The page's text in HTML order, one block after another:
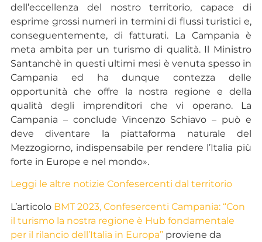
dell’eccellenza del nostro territorio, capace di
esprime grossi numeri in termini di flussi turistici e,
conseguentemente, di fatturati. La Campania è
meta ambita per un turismo di qualità. Il Ministro
Santanchè in questi ultimi mesi è venuta spesso in
Campania ed ha dunque contezza delle
opportunità che offre la nostra regione e della
qualità degli imprenditori che vi operano. La
Campania – conclude Vincenzo Schiavo – può e
deve diventare la piattaforma naturale del
Mezzogiorno, indispensabile per rendere l’Italia più
forte in Europe e nel mondo».
Leggi le altre notizie Confesercenti dal territorio
L’articolo BMT 2023, Confesercenti Campania: “Con
il turismo la nostra regione è Hub fondamentale
per il rilancio dell’Italia in Europa”proviene da